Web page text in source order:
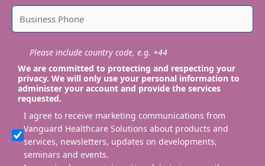
Please include country code, e.g. +44
We are committed to protecting and respecting your
privacy. We will only use your personal information to
administer your account and provide the services
requested.
I agree to receive marketing communications from
Vanguard Healthcare Solutions about products and
services, newsletters, updates on developments,
seminars and events.